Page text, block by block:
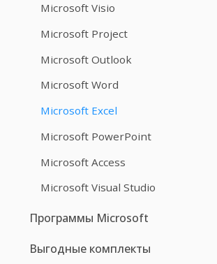
Microsoft Visio
Microsoft Project
Microsoft Outlook
Microsoft Word
Microsoft Excel
Microsoft PowerPoint
Microsoft Access
Microsoft Visual Studio
Программы Microsoft
Выгодные комплекты